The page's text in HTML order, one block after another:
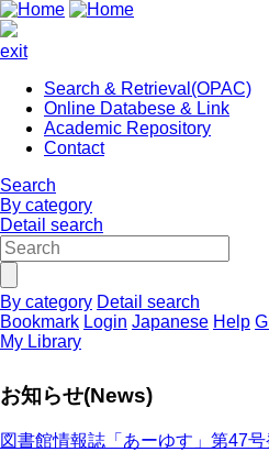
exit
Search & Retrieval(OPAC)
Online Databese & Link
Academic Repository
Contact
Search
By category
Detail search
By category Detail search
Bookmark Login Japanese Help
My Library
お知らせ(News)
図書館情報誌「あーゆす」第47